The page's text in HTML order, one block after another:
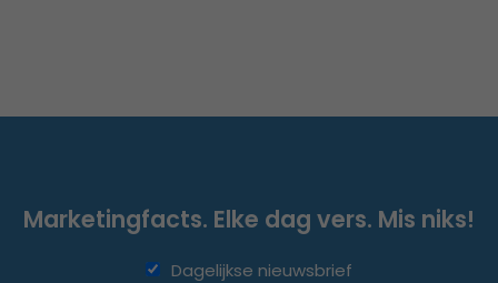
Marketingfacts. Elke dag vers. Mis niks!
Dagelijkse nieuwsbrief